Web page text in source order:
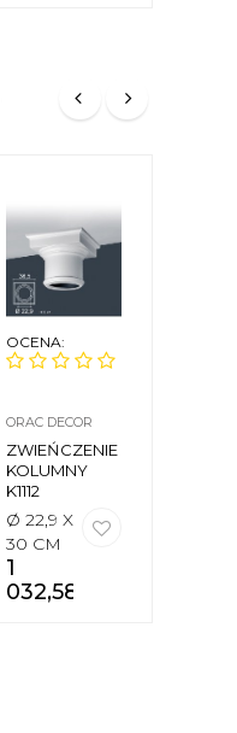
OCENA:
ORAC DECOR
ZWIEŃCZENIE
KOLUMNY
K1112
Ø 22,9 X
30 CM
1
032,58